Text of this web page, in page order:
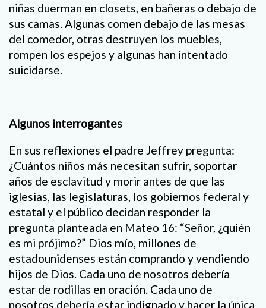
niñas duerman en closets, en bañeras o debajo de
sus camas. Algunas comen debajo de las mesas
del comedor, otras destruyen los muebles,
rompen los espejos y algunas han intentado
suicidarse.
Algunos interrogantes
En sus reflexiones el padre Jeffrey pregunta:
¿Cuántos niños más necesitan sufrir, soportar
años de esclavitud y morir antes de que las
iglesias, las legislaturas, los gobiernos federal y
estatal y el público decidan responder la
pregunta planteada en Mateo 16: “Señor, ¿quién
es mi prójimo?” Dios mío, millones de
estadounidenses están comprando y vendiendo
hijos de Dios. Cada uno de nosotros debería
estar de rodillas en oración. Cada uno de
nosotros debería estar indignado y hacer la única